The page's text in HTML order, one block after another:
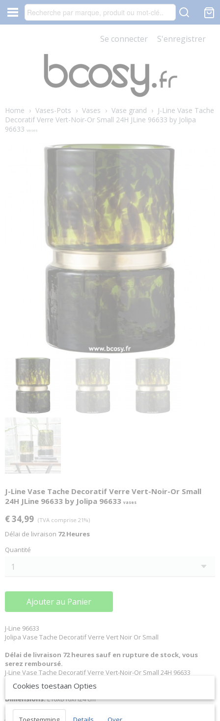
Se connecter S'enregistrer
Home › Vases-Pots › Vases › Vase grand › J-Line Vase Tache
Decoratif Verre Vert-Noir-Or Small 24H JLine 96633 by Jolipa
96633 vases
J-Line Vase Tache Decoratif Verre Vert-Noir-Or Small
24H JLine 96633 by Jolipa 96633 vases
€ 34,99 (TVA comprise 21%)
Délai de livraison 72 Heures
Quantité
Ajouter au Panier
J-Line 96633
Jolipa Vase Tache Decoratif Verre Vert Noir Or Small
Délai de livraison 72 heures sauf en rupture de stock, vous
serez remboursé.
J-Line Vase Tache Decoratif Verre Vert-Noir-Or Small 24H 96633
Matériel
Couleur:Vert - Doré.
Dimensions:L16xB16xH24 cm
Poids:2,4 kg.
J-Line JLine by Jolipa Collection
Rusty Jungle
Cookies toestaan Opties